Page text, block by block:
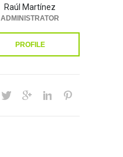
Raúl Martínez
ADMINISTRATOR
PROFILE